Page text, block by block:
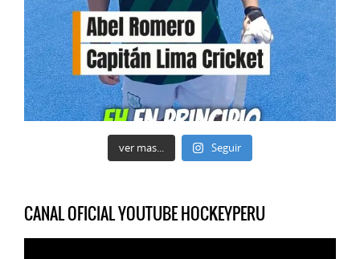
ver mas... Seguir
CANAL OFICIAL YOUTUBE HOCKEYPERU